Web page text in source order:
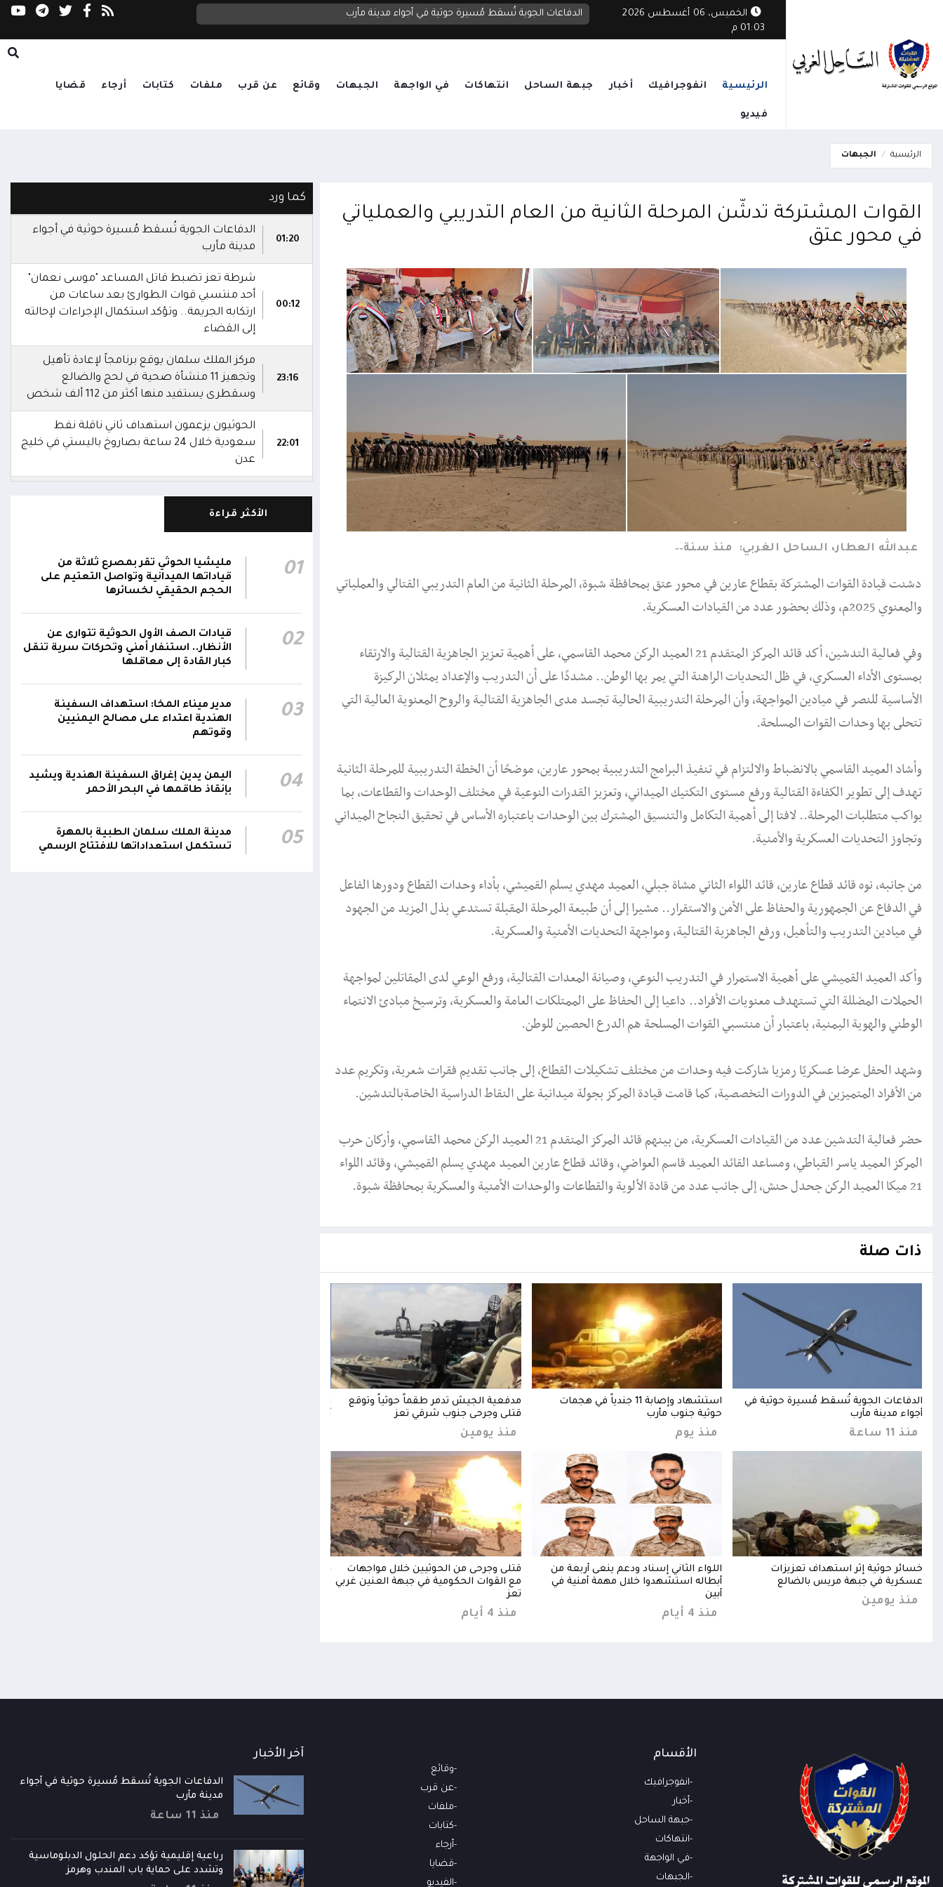
الخميس، 06 أغسطس 2026
01:03 م
الدفاعات الجوية تُسقط مُسيرة حوثية في أجواء مدينة مأرب مدينة الملك سلمان الطبية بالمهرة تستكمل
الرئيسية انفوجرافيك أخبار جبهة الساحل انتهاكات في الواجهة الجبهات وقائع عن قرب ملفات كتابات أرجاء قضايا
فيديو
الرئيسية الجبهات
القوات المشتركة تدشّن المرحلة الثانية من العام التدريبي والعملياتي
في محور عتق
عبدالله العطار، الساحل الغربي: منذ سنة
دشنت قيادة القوات المشتركة بقطاع عارين في محور عتق بمحافظة شبوة، المرحلة الثانية من العام التدريبي القتالي والعملياتي
والمعنوي 2025م، وذلك بحضور عدد من القيادات العسكرية.
وفي فعالية التدشين، أكد قائد المركز المتقدم 21 العميد الركن محمد القاسمي، على أهمية تعزيز الجاهزية القتالية والارتقاء
بمستوى الأداء العسكري، في ظل التحديات الراهنة التي يمر بها الوطن.. مشددًا على أن التدريب والإعداد يمثلان الركيزة
الأساسية للنصر في ميادين المواجهة، وأن المرحلة التدريبية الحالية تجسد مدى الجاهزية القتالية والروح المعنوية العالية التي
تتحلى بها وحدات القوات المسلحة.
وأشاد العميد القاسمي بالانضباط والالتزام في تنفيذ البرامج التدريبية بمحور عارين، موضحًا أن الخطة التدريبية للمرحلة الثانية
تهدف إلى تطوير الكفاءة القتالية ورفع مستوى التكتيك الميداني، وتعزيز القدرات النوعية في مختلف الوحدات والقطاعات، بما
يواكب متطلبات المرحلة.. لافتا إلى أهمية التكامل والتنسيق المشترك بين الوحدات باعتباره الأساس في تحقيق النجاح الميداني
وتجاوز التحديات العسكرية والأمنية.
من جانبه، نوه قائد قطاع عارين، قائد اللواء الثاني مشاة جبلي، العميد مهدي يسلم القميشي، بأداء وحدات القطاع ودورها الفاعل
في الدفاع عن الجمهورية والحفاظ على الأمن والاستقرار.. مشيرا إلى أن طبيعة المرحلة المقبلة تستدعي بذل المزيد من الجهود
في ميادين التدريب والتأهيل، ورفع الجاهزية القتالية، ومواجهة التحديات الأمنية والعسكرية.
وأكد العميد القميشي على أهمية الاستمرار في التدريب النوعي، وصيانة المعدات القتالية، ورفع الوعي لدى المقاتلين لمواجهة
الحملات المضللة التي تستهدف معنويات الأفراد.. داعيا إلى الحفاظ على الممتلكات العامة والعسكرية، وترسيخ مبادئ الانتماء
الوطني والهوية اليمنية، باعتبار أن منتسبي القوات المسلحة هم الدرع الحصين للوطن.
وشهد الحفل عرضا عسكريًا رمزيا شاركت فيه وحدات من مختلف تشكيلات القطاع، إلى جانب تقديم فقرات شعرية، وتكريم عدد
من الأفراد المتميزين في الدورات التخصصية، كما قامت قيادة المركز بجولة ميدانية على النقاط الدراسية الخاصةبالتدشين.
حضر فعالية التدشين عدد من القيادات العسكرية، من بينهم قائد المركز المتقدم 21 العميد الركن محمد القاسمي، وأركان حرب
المركز العميد ياسر القباطي، ومساعد القائد العميد قاسم العواضي، وقائد قطاع عارين العميد مهدي يسلم القميشي، وقائد اللواء
21 ميكا العميد الركن جحدل حنش، إلى جانب عدد من قادة الألوية والقطاعات والوحدات الأمنية والعسكرية بمحافظة شبوة.
ذات صلة
الدفاعات الجوية تُسقط مُسيرة حوثية في
أجواء مدينة مأرب
منذ 11 ساعة
استشهاد وإصابة 11 جندياً في هجمات
حوثية جنوب مأرب
منذ يوم
مدفعية الجيش تدمر طقماً حوثياً وتوقع
قتلى وجرحى جنوب شرقي تعز
منذ يومين
خسائر حوثية إثر استهداف تعزيزات
عسكرية في جبهة مريس بالضالع
منذ يومين
اللواء الثاني إسناد ودعم ينعى أربعة من
أبطاله استشهدوا خلال مهمة أمنية في
أبين
منذ 4 أيام
قتلى وجرحى من الحوثيين خلال مواجهات
مع القوات الحكومية في جبهة العنين غربي
تعز
منذ 4 أيام
خسائر حوثية إثر استهداف تعزيزات
كما ورد
01:20
الدفاعات الجوية تُسقط مُسيرة حوثية في أجواء
مدينة مأرب
00:12
شرطة تعز تضبط قاتل المساعد "موسى نعمان"
أحد منتسبي قوات الطوارئ بعد ساعات من
ارتكابه الجريمة.. وتؤكد استكمال الإجراءات لإحالته
إلى القضاء
23:16
مركز الملك سلمان يوقع برنامجاً لإعادة تأهيل
وتجهيز 11 منشأة صحية في لحج والضالع
وسقطرى يستفيد منها أكثر من 112 ألف شخص
22:01
الحوثيون يزعمون استهداف ثاني ناقلة نفط
سعودية خلال 24 ساعة بصاروخ باليستي في خليج
عدن
الانتهاء وإمدادات الغاز ستعود تدريجياً لتغطية
رئيس مجلس القيادة يُصدر قراراً بتعيين يحيى
محمد كزمان وكيلاً لقطاع الأمن الداخلي، وأحمد
سعد السقطري وكيلاً لقطاع الأمن الخارجي؛ في
رئيس مجلس القيادة يعين اللواء الركن طيار
عبدالعزيز سعيد المحيا قائداً للقوات الجوية
والدفاع الجوي.. ويُعين العميد ناشر منصور باجري
قرارات رئاسية بتعيين أحمد سعيد بن بريك وراشد
ناصر الجند مستشارين لرئيس مجلس القيادة
الرئاسي وترقيتهما إلى رتبة فريق
الأكثر قراءة
01
مليشيا الحوثي تقر بمصرع ثلاثة من
قياداتها الميدانية وتواصل التعتيم على
الحجم الحقيقي لخسائرها
02
قيادات الصف الأول الحوثية تتوارى عن
الأنظار.. استنفار أمني وتحركات سرية تنقل
كبار القادة إلى معاقلها
03
مدير ميناء المخا: استهداف السفينة
الهندية اعتداء على مصالح اليمنيين
وقوتهم
04
اليمن يدين إغراق السفينة الهندية ويشيد
بإنقاذ طاقمها في البحر الأحمر
05
مدينة الملك سلمان الطبية بالمهرة
تستكمل استعداداتها للافتتاح الرسمي
الأقسام
انفوجرافيك
أخبار
جبهة الساحل
انتهاكات
في الواجهة
الجبهات
وقائع
عن قرب
ملفات
كتابات
أرجاء
قضايا
الفيديو
آخر الأخبار
الدفاعات الجوية تُسقط مُسيرة حوثية في أجواء
مدينة مأرب
منذ 11 ساعة
رباعية إقليمية تؤكد دعم الحلول الدبلوماسية
وتشدد على حماية باب المندب وهرمز